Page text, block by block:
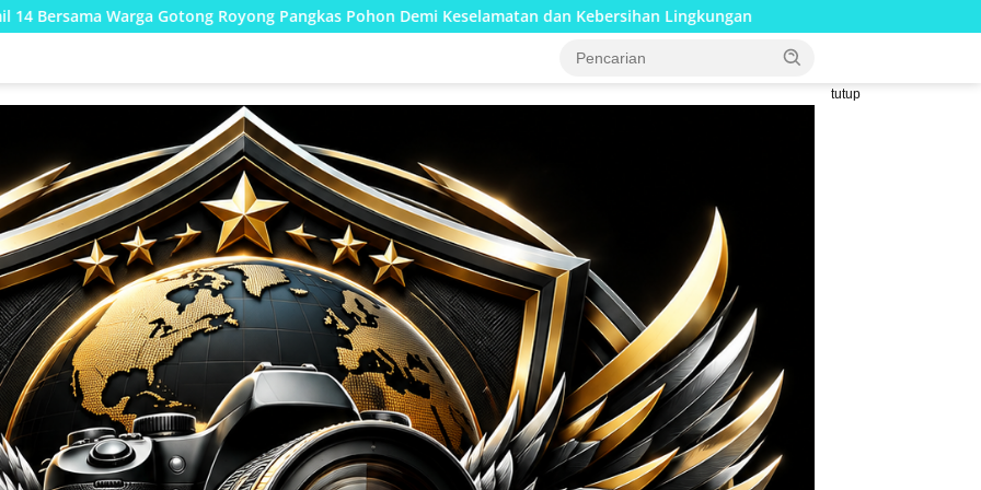
Royong Pangkas Pohon Demi Keselamatan dan Kebersihan Lingkungan Pembangunan Jembatan Beton Merah Putih
tutup